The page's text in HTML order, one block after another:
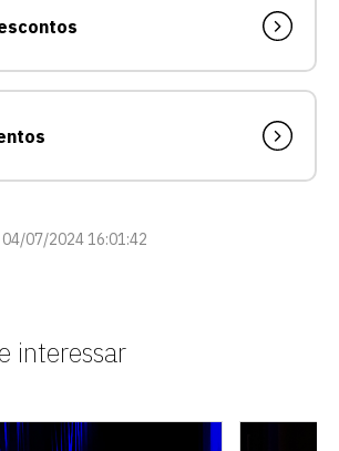
07/2024 16:01:42
interessar